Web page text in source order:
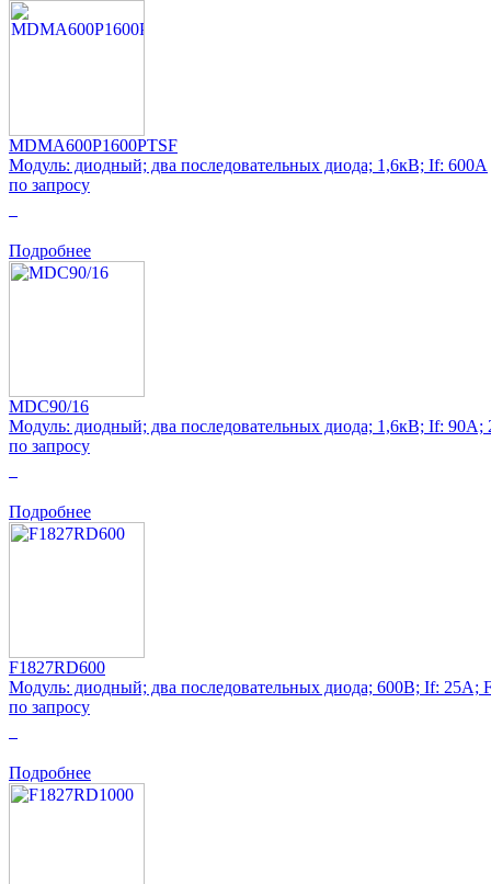
MDMA600P1600PTSF
Модуль: диодный; два последовательных диода; 1,6кВ; If: 600А
по запросу
Подробнее
MDC90/16
Модуль: диодный; два последовательных диода; 1,6кВ; If: 90А;
по запросу
Подробнее
F1827RD600
Модуль: диодный; два последовательных диода; 600В; If: 25А;
по запросу
Подробнее